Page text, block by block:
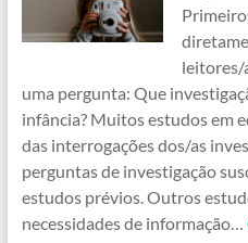
leitores/
uma pergunta: Que
infância? Muitos estudos em
das interrogações dos/as
perguntas de investigação
estudos prévios. Outros
necessidades de informação…